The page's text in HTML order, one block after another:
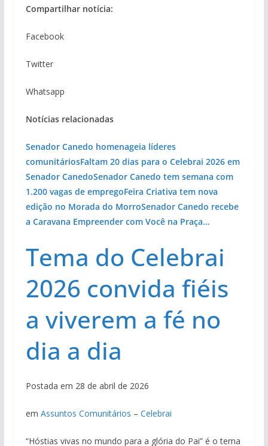
Compartilhar notícia:
Facebook
Twitter
Whatsapp
Notícias relacionadas
Senador Canedo homenageia líderes
comunitáriosFaltam 20 dias para o Celebrai 2026 em
Senador CanedoSenador Canedo tem semana com
1.200 vagas de empregoFeira Criativa tem nova
edição no Morada do MorroSenador Canedo recebe
a Caravana Empreender com Você na Praça…
Tema do Celebrai
2026 convida fiéis
a viverem a fé no
dia a dia
Postada em 28 de abril de 2026
em Assuntos Comunitários – Celebrai
“Hóstias vivas no mundo para a glória do Pai” é o tema